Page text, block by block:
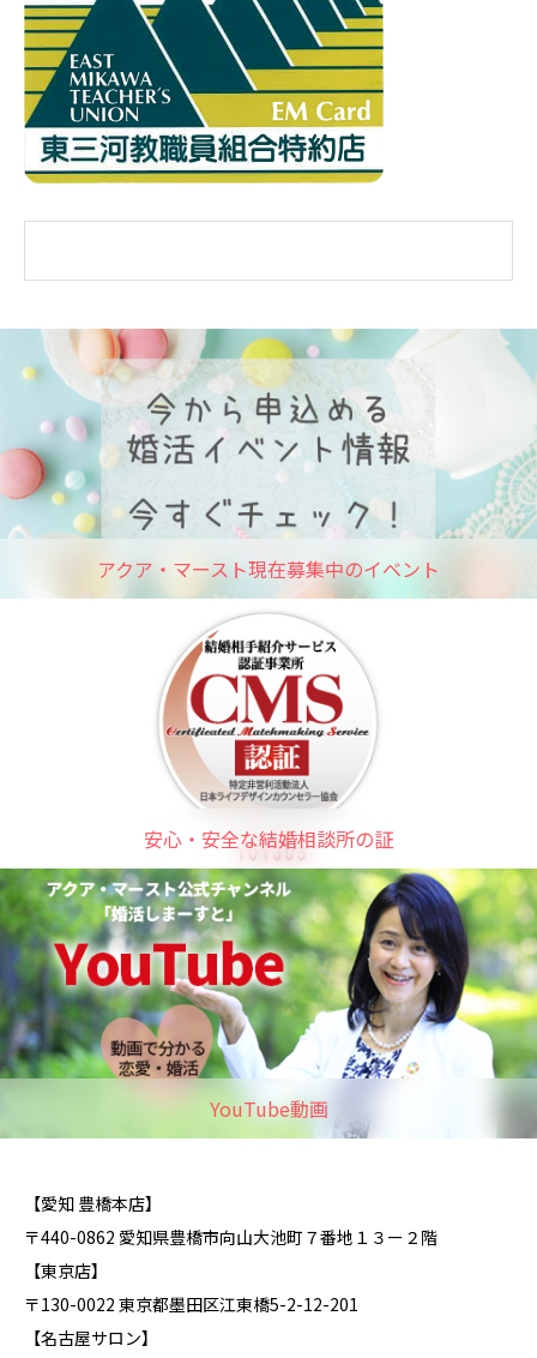
アクア・マースト現在募集中のイベント
安心・安全な結婚相談所の証
YouTube動画
【愛知 豊橋本店】
〒440-0862 愛知県豊橋市向山大池町７番地１３ー２階
【東京店】
〒130-0022 東京都墨田区江東橋5-2-12-201
【名古屋サロン】